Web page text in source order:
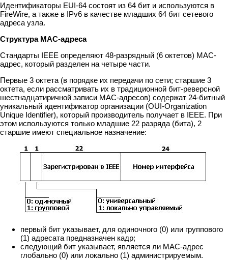
Идентификаторы EUI-64 состоят из 64 бит и используются в
FireWire, а также в IPv6 в качестве младших 64 бит сетевого
адреса узла.
Структура MAC-адреса
Стандарты IEEE определяют 48-разрядный (6 октетов) MAC-
адрес, который разделен на четыре части.
Первые 3 октета (в порядке их передачи по сети; старшие 3
октета, если рассматривать их в традиционной бит-реверсной
шестнадцатиричной записи MAC-адресов) содержат 24-битный
уникальный идентификатор организации (OUI-Organization
Unique Identifier), который производитель получает в IEEE. При
этом используются только младшие 22 разряда (бита), 2
старшие имеют специальное назначение:
первый бит указывает, для одиночного (0) или группового
(1) адресата предназначен кадр;
следующий бит указывает, является ли MAC-адрес
глобально (0) или локально (1) администрируемым.